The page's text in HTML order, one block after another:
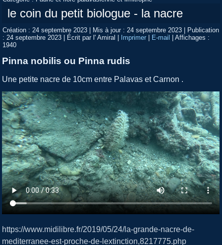
le coin du petit biologue - la nacre
Création : 24 septembre 2023 | Mis à jour : 24 septembre 2023 | Publication
: 24 septembre 2023 | Écrit par l' Amiral | Imprimer | E-mail |Affichages :
1940
Pinna nobilis ou Pinna rudis
Une petite nacre de 10cm entre Palavas et Carnon .
https://www.midilibre.fr/2019/05/24/la-grande-nacre-de-
mediterranee-est-proche-de-lextinction,8217775.php